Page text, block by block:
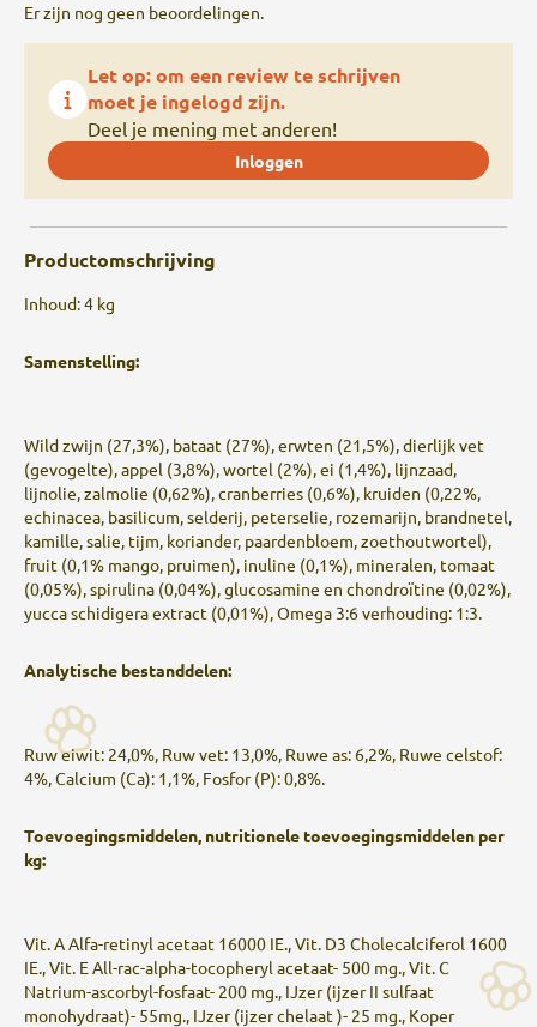
Er zijn nog geen beoordelingen.
Let op: om een review te schrijven
moet je ingelogd zijn.
Deel je mening met anderen!
Inloggen
Productomschrijving
Inhoud: 4 kg
Samenstelling:
Wild zwijn (27,3%), bataat (27%), erwten (21,5%), dierlijk vet
(gevogelte), appel (3,8%), wortel (2%), ei (1,4%), lijnzaad,
lijnolie, zalmolie (0,62%), cranberries (0,6%), kruiden (0,22%,
echinacea, basilicum, selderij, peterselie, rozemarijn, brandnetel,
kamille, salie, tijm, koriander, paardenbloem, zoethoutwortel),
fruit (0,1% mango, pruimen), inuline (0,1%), mineralen, tomaat
(0,05%), spirulina (0,04%), glucosamine en chondroïtine (0,02%),
yucca schidigera extract (0,01%), Omega 3:6 verhouding: 1:3.
Analytische bestanddelen:
Ruw eiwit: 24,0%, Ruw vet: 13,0%, Ruwe as: 6,2%, Ruwe celstof:
4%, Calcium (Ca): 1,1%, Fosfor (P): 0,8%.
Toevoegingsmiddelen, nutritionele toevoegingsmiddelen per
kg:
Vit. A Alfa-retinyl acetaat 16000 IE., Vit. D3 Cholecalciferol 1600
IE., Vit. E All-rac-alpha-tocopheryl acetaat- 500 mg., Vit. C
Natrium-ascorbyl-fosfaat- 200 mg., IJzer (ijzer II sulfaat
monohydraat)- 55mg., IJzer (ijzer chelaat )- 25 mg., Koper